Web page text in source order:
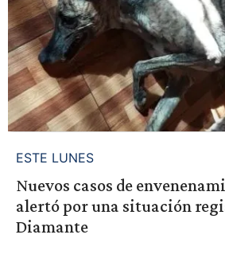
ESTE LUNES
Nuevos casos de
alertó por una situación
Diamante